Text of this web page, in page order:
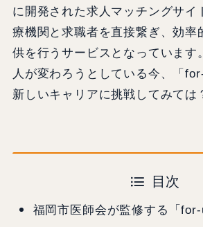
に開発された求人マッチングサイ
療機関と求職者を直接繋ぎ、効率
供を行うサービスとなっています
人が変わろうとしている今、「
新しいキャリアに挑戦してみては
目次
福岡市医師会が監修する「for-